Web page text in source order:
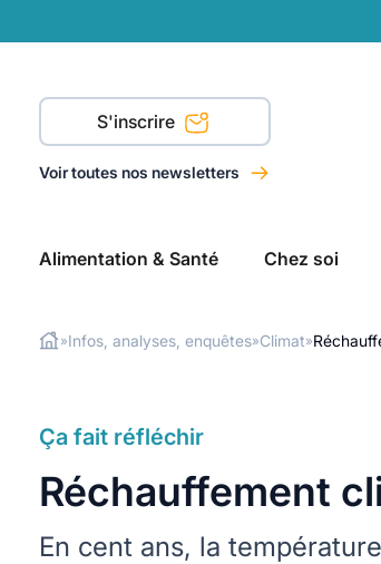
S'inscrire
Voir toutes nos newsletters
Alimentation & Santé Chez soi
»Infos, analyses, enquêtes»Climat»
Ça fait réfléchir
Réchauffement
En cent ans, la